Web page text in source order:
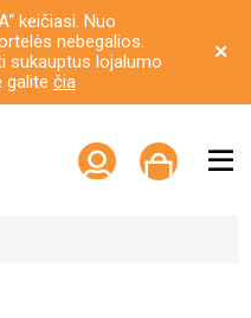
keičiasi. Nuo
nebegalios.
sukauptus lojalumo
galite čia